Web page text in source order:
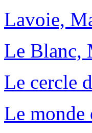
Lavoie,
Le Blanc,
Le cercle
Le